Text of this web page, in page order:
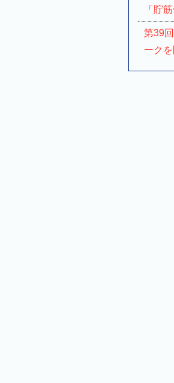
「貯
第39
ーク